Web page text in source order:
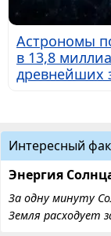
Астрономы
в 13,8
древнейших
Интересный
Энергия
За одну минуту
Земля расходует